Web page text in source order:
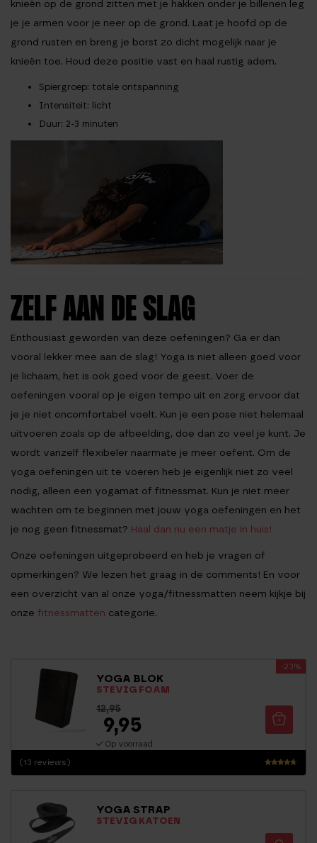
knieën op de grond zitten met je hakken onder je billenen leg
je je armen voor je neer op de grond. Laat je hoofd op de
grond rusten en breng je borst zo dicht mogelijk naar je
knieën toe. Houd deze positie vast en haal rustig adem.
Spiergroep: totale ontspanning
Intensiteit: licht
Duur: 2-3 minuten
ZELF AAN DE SLAG
Enthousiast geworden van deze oefeningen? Ga er dan
vooral lekker mee aan de slag! Yoga is niet alleen goed voor
je lichaam, het is ook goed voor de geest. Voer de
oefeningen vooral op je eigen tempo uit en zorg ervoor dat
je je niet oncomfortabel voelt. Kun je een pose niet helemaal
uitvoeren zoals op de afbeelding, doe dan zo veel je kunt. Je
wordt vanzelf flexibeler naarmate je meer oefent. Om de
yoga oefeningen uit te voeren heb je eigenlijk niet zo veel
nodig, alleen een yogamat of fitnessmat. Kun je niet meer
wachten om te beginnen met jouw yoga oefeningen en het
je nog geen fitnessmat? Haal dan nu een matje in huis!
Onze oefeningen uitgeprobeerd en heb je vragen of
opmerkingen? We lezen het graag in de comments! En voor
een overzicht van al onze yoga/fitnessmatten neem kijkje bij
onze fitnessmatten categorie.
YOGA BLOK
STEVIG FOAM
-23%
Waarderi
(13 reviews)
12,95
9,95
Op voorraad
YOGA STRAP
STEVIG KATOEN